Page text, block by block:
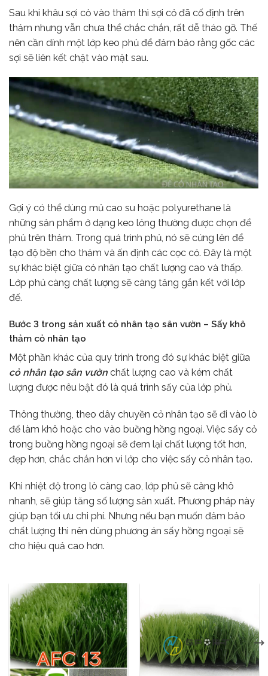
Sau khi khâu sợi cỏ vào thảm thì sợi cỏ đã cố định trên
thảm nhưng vẫn chưa thể chắc chắn, rất dễ tháo gỡ. Thế
nên cần dính một lớp keo phủ để đảm bảo rằng gốc các
sợi sẽ liên kết chặt vào mặt sau.
Gợi ý có thể dùng mủ cao su hoặc polyurethane là
những sản phẩm ở dạng keo lỏng thường được chọn để
phủ trên thảm. Trong quá trình phủ, nó sẽ cứng lên để
tạo độ bền cho thảm và ấn định các cọc cỏ. Đây là một
sự khác biệt giữa cỏ nhân tạo chất lượng cao và thấp.
Lớp phủ càng chất lượng sẽ càng tăng gắn kết với lớp
đế.
Bước 3 trong sản xuất cỏ nhân tạo sân vườn – Sấy khô
thảm cỏ nhân tạo
Một phần khác của quy trình trong đó sự khác biệt giữa
cỏ nhân tạo sân vườn chất lượng cao và kém chất
lượng được nêu bật đó là quá trình sấy của lớp phủ.
Thông thường, theo dây chuyền cỏ nhân tạo sẽ đi vào lò
để làm khô hoặc cho vào buồng hồng ngoại. Việc sấy cỏ
trong buồng hồng ngoại sẽ đem lại chất lượng tốt hơn,
đẹp hơn, chắc chắn hơn vì lớp cho việc sấy cỏ nhân tạo.
Khi nhiệt độ trong lò càng cao, lớp phủ sẽ càng khô
nhanh, sẽ giúp tăng số lượng sản xuất. Phương pháp này
giúp bạn tối ưu chi phí. Nhưng nếu bạn muốn đảm bảo
chất lượng thì nên dùng phương án sấy hồng ngoại sẽ
cho hiệu quả cao hơn.